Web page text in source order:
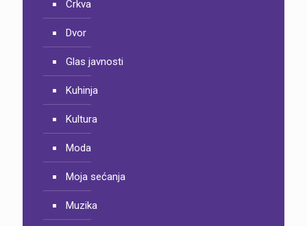
Crkva
Dvor
Glas javnosti
Kuhinja
Kultura
Moda
Moja sećanja
Muzika